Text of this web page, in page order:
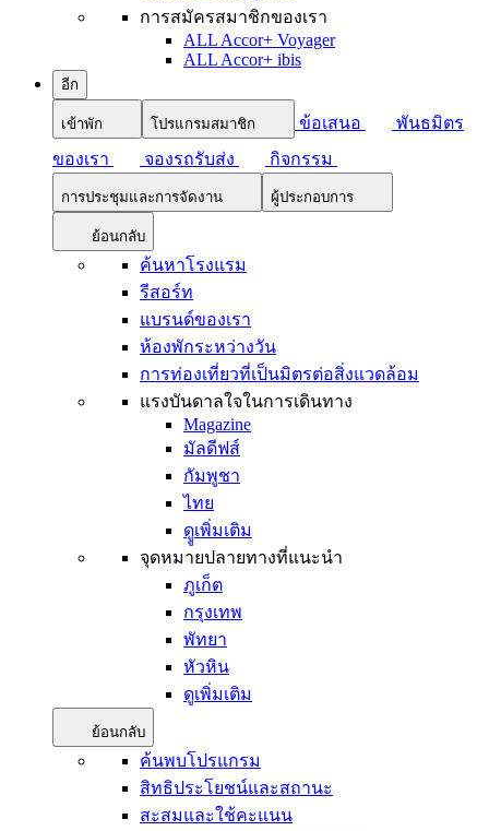
การสมัครสมาชิกของเรา
ALL Accor+ Voyager
ALL Accor+ ibis
อีก
เข้าพัก โปรแกรมสมาชิก ข้อเสนอ
พันธมิตร
ของเรา
จองรถรับส่ง กิจกรรม
การประชุมและการจัดงาน ผู้ประกอบการ
ย้อนกลับ
ค้นหาโรงแรม
รีสอร์ท
แบรนด์ของเรา
ห้องพักระหว่างวัน
การท่องเที่ยวที่เป็นมิตรต่อสิ่งแวดล้อม
แรงบันดาลใจในการเดินทาง
Magazine
มัลดีฟส์
กัมพูชา
ไทย
ดููเพิ่มเติม
จุดหมายปลายทางที่แนะนำ
ภูเก็ต
กรุงเทพ
พัทยา
หัวหิน
ดูเพิ่มเติม
ย้อนกลับ
ค้นพบโปรแกรม
สิทธิประโยชน์และสถานะ
สะสมและใช้คะแนน